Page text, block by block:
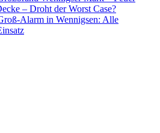
– Droht der Worst Case?
Alarm in Wennigsen: Alle